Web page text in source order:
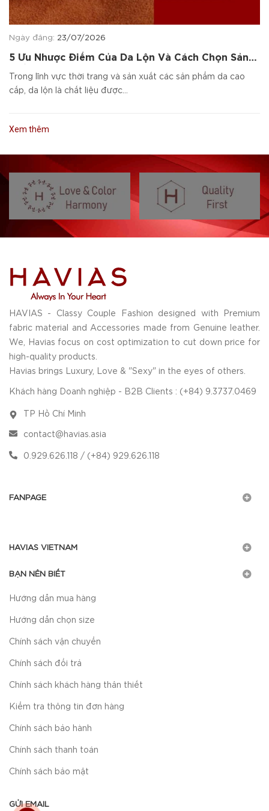
Ngày đăng: 23/07/2026
5 Ưu Nhược Điểm Của Da Lộn Và Cách Chọn Sản
Phẩm Da Cao Cấp
Trong lĩnh vực thời trang và sản xuất các sản phẩm da cao
cấp, da lộn là chất liệu được...
Xem thêm
HAVIAS - Classy Couple Fashion designed with Premium
fabric material and Accessories made from Genuine leather.
We, Havias focus on cost optimization to cut down price for
high-quality products.
Havias brings Luxury, Love & "Sexy" in the eyes of others.
Khách hàng Doanh nghiệp - B2B Clients : (+84) 9.3737.0469
TP Hồ Chí Minh
contact@havias.asia
0.929.626.118 / (+84) 929.626.118
FANPAGE
HAVIAS VIETNAM
BẠN NÊN BIẾT
Hướng dẫn mua hàng
Hướng dẫn chọn size
Chính sách vận chuyển
Chính sách đổi trả
Chính sách khách hàng thân thiết
Kiểm tra thông tin đơn hàng
Chính sách bảo hành
Chính sách thanh toán
Chính sách bảo mật
GỬI EMAIL